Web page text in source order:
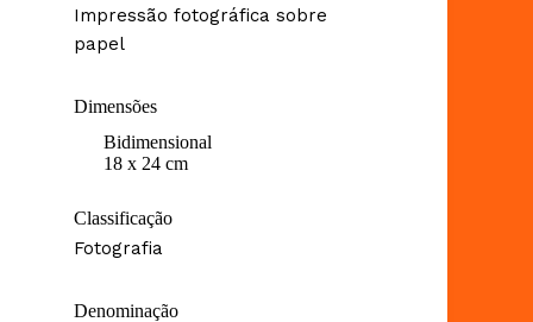
Impressão fotográfica sobre
papel
Dimensões
Bidimensional
18 x 24 cm
Classificação
Fotografia
Denominação